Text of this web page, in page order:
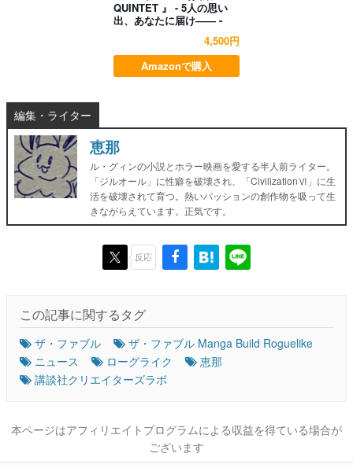
QUINTET 』 - 5人の思い
出、あなたに届け―― -
4,500円
Amazonで購入
編集・ライター
恵那
ル・グィンの小説とホラー映画を愛する半人前ライター。
「ジルオール」に性癖を破壊され、「CivilizationⅥ」に生
活を破壊されて育つ。熱いパッションの創作物を吸って生
きながらえています。正気です。
反応
この記事に関するタグ
ザ・ファブル
ザ・ファブル Manga Build Roguelike
ニュース
ローグライク
恵那
講談社クリエイターズラボ
本ページはアフィリエイトプログラムによる収益を得ている場合が
ございます